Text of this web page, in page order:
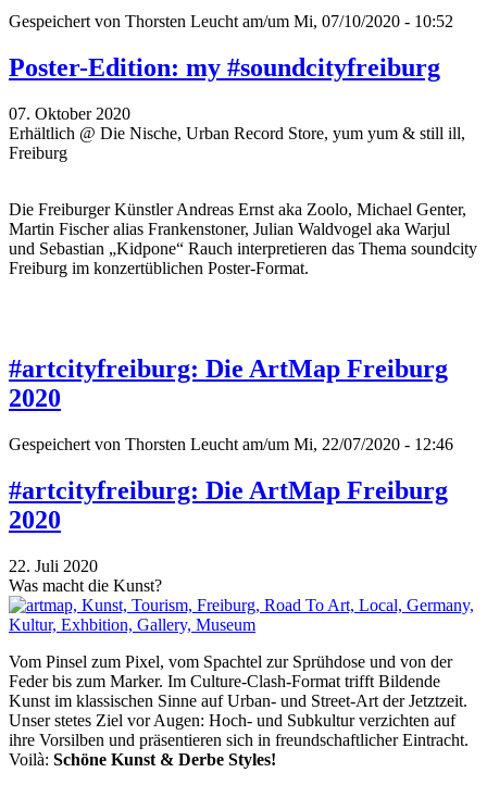
Gespeichert von Thorsten Leucht am/um Mi, 07/10/2020 - 10:52
Poster-Edition: my #soundcityfreiburg
07. Oktober 2020
Erhältlich @ Die Nische, Urban Record Store, yum yum & still ill,
Freiburg
Die Freiburger Künstler Andreas Ernst aka Zoolo, Michael Genter,
Martin Fischer alias Frankenstoner, Julian Waldvogel aka Warjul
und Sebastian „Kidpone“ Rauch interpretieren das Thema soundcity
Freiburg im konzertüblichen Poster-Format.
#artcityfreiburg: Die ArtMap Freiburg
2020
Gespeichert von Thorsten Leucht am/um Mi, 22/07/2020 - 12:46
#artcityfreiburg: Die ArtMap Freiburg
2020
22. Juli 2020
Was macht die Kunst?
Vom Pinsel zum Pixel, vom Spachtel zur Sprühdose und von der
Feder bis zum Marker. Im Culture-Clash-Format trifft Bildende
Kunst im klassischen Sinne auf Urban- und Street-Art der Jetztzeit.
Unser stetes Ziel vor Augen: Hoch- und Subkultur verzichten auf
ihre Vorsilben und präsentieren sich in freundschaftlicher Eintracht.
Voilà: Schöne Kunst & Derbe Styles!